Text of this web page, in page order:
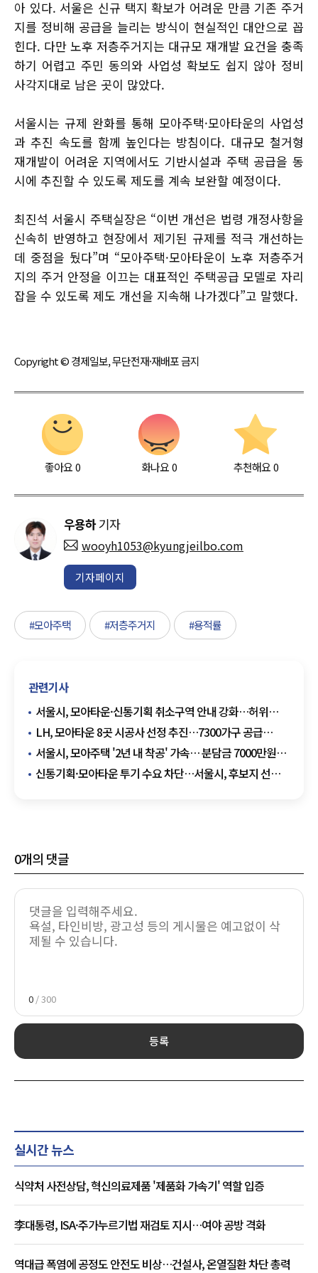
아 있다. 서울은 신규 택지 확보가 어려운 만큼 기존 주거
지를 정비해 공급을 늘리는 방식이 현실적인 대안으로 꼽
힌다. 다만 노후 저층주거지는 대규모 재개발 요건을 충족
하기 어렵고 주민 동의와 사업성 확보도 쉽지 않아 정비
사각지대로 남은 곳이 많았다.
서울시는 규제 완화를 통해 모아주택·모아타운의 사업성
과 추진 속도를 함께 높인다는 방침이다. 대규모 철거형
재개발이 어려운 지역에서도 기반시설과 주택 공급을 동
시에 추진할 수 있도록 제도를 계속 보완할 예정이다.
최진석 서울시 주택실장은 “이번 개선은 법령 개정사항을
신속히 반영하고 현장에서 제기된 규제를 적극 개선하는
데 중점을 뒀다”며 “모아주택·모아타운이 노후 저층주거
지의 주거 안정을 이끄는 대표적인 주택공급 모델로 자리
잡을 수 있도록 제도 개선을 지속해 나가겠다”고 말했다.
Copyright © 경제일보, 무단전재·재배포 금지
좋아요0 화나요0 추천해요 0
우용하기자
wooyh1053@kyungjeilbo.com
기자페이지
#모아주택 #저층주거지 #용적률
관련기사
서울시, 모아타운·신통기획 취소구역 안내 강화…허위
매물 차단
LH, 모아타운 8곳 시공사 선정 추진…7300가구 공급
로드맵 제시
서울시, 모아주택 '2년 내 착공' 가속… 분담금 7000만원
절감 목표
신통기획·모아타운 투기 수요 차단…서울시, 후보지 선정
0개의 댓글
0 / 300
등록
실시간 뉴스
식약처 사전상담, 혁신의료제품 '제품화 가속기' 역할 입증
李대통령, ISA·주가누르기법 재검토 지시…여야 공방 격화
역대급 폭염에 공정도 안전도 비상…건설사, 온열질환 차단 총력